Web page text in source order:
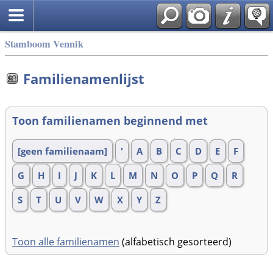
Stamboom Vennik
Familienamenlijst
Toon familienamen beginnend met
[geen familienaam] ' A B C D E
F
G
H I J K L M N O P Q
R
S
T U V W X Y Z
Toon alle familienamen (alfabetisch gesorteerd)